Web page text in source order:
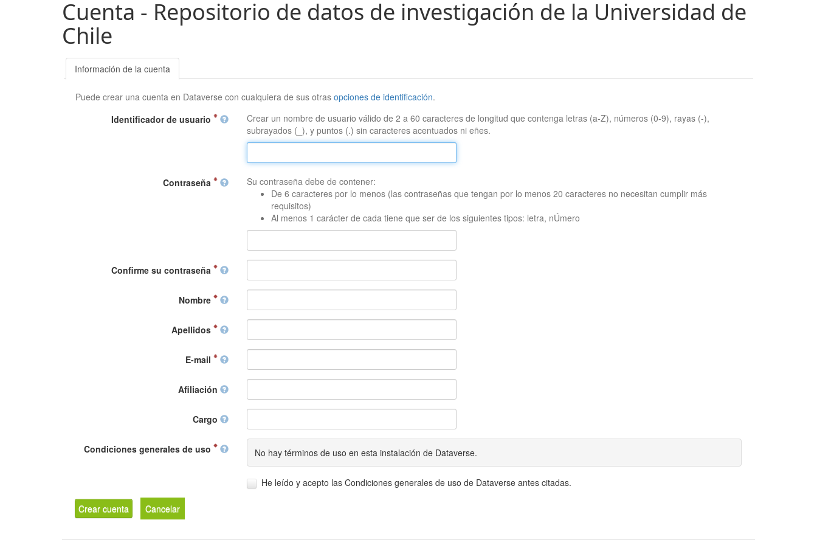
Cuenta - Repositorio de datos de investigación de la Universidad de
Chile
Información de la cuenta
Puede crear una cuenta en Dataverse con cualquiera de sus otrasopciones de identificación.
Identificador de usuario
Crear un nombre de usuario válido de 2 a 60 caracteres de longitud que contenga letras (a-Z), números (0-9), rayas (-),
subrayados (_), y puntos (.) sin caracteres acentuados ni eñes.
Contraseña
Su contraseña debe de contener:
De 6 caracteres por lo menos (las contraseñas que tengan por lo menos 20 caracteres no necesitan cumplir más
requisitos)
Al menos 1 carácter de cada tiene que ser de los siguientes tipos: letra, nÚmero
Confirme su contraseña
Nombre
Apellidos
E-mail
Afiliación
Cargo
Condiciones generales de uso No hay términos de uso en esta instalación de Dataverse.
He leído y acepto las Condiciones generales de uso de Dataverse antes citadas.
Crear cuenta Cancelar